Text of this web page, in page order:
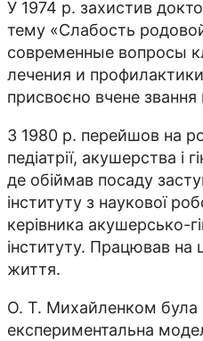
У 1974 р. захистив
тему «Слабость
современные вопросы
лечения и
присвоєно вчене
3 1980 р. перейшов на
педіатрії, акушерства і
де обіймав посаду
інституту з наукової
керівника акушерсько-
інституту. Працював на
життя.
О. Т. Михайленком була
експериментальна